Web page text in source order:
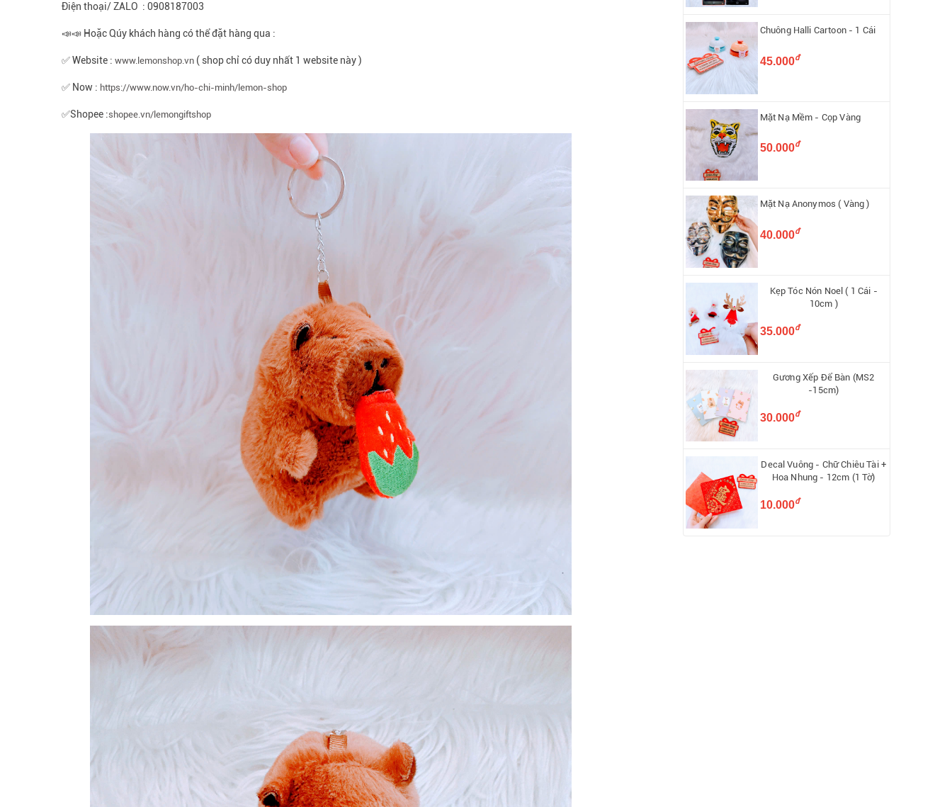
Điện thoại/ ZALO : 0908187003
📣📣 Hoặc Qúy khách hàng có thể đặt hàng qua :
✅ Website :www.lemonshop.vn ( shop chỉ có duy nhất 1 website này )
✅ Now : https://www.now.vn/ho-chi-minh/lemon-shop
✅Shopee :shopee.vn/lemongiftshop
Chuông Halli Cartoon - 1 Cái
45.000đ
Mặt Nạ Mềm - Cọp Vàng
50.000đ
Mặt Nạ Anonymos ( Vàng )
40.000đ
Kẹp Tóc Nón Noel ( 1 Cái -
10cm )
35.000đ
Gương Xếp Để Bàn (MS2
-15cm)
30.000đ
Decal Vuông - Chữ Chiêu Tài +
Hoa Nhung - 12cm (1 Tờ)
10.000đ